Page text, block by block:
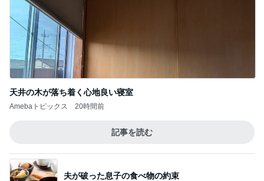
天井の木が落ち着く心地良い寝室
Amebaトピックス 20時間前
記事を読む
夫が破った息子の食べ物の約束